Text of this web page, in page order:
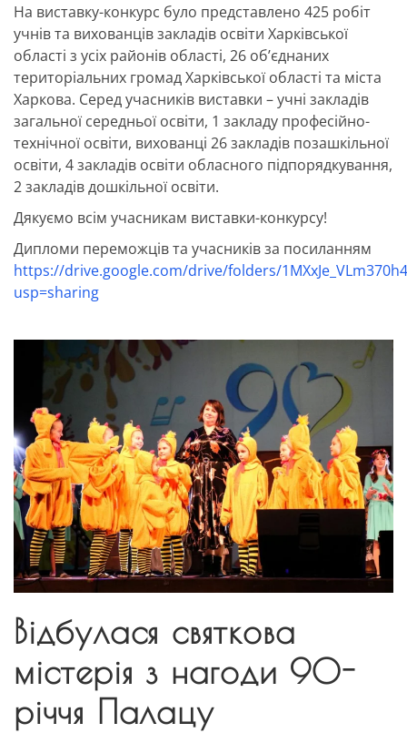
На виставку-конкурс було представлено 425 робіт
учнів та вихованців закладів освіти Харківської
області з усіх районів області, 26 об’єднаних
територіальних громад Харківської області та міста
Харкова. Серед учасників виставки – учні закладів
загальної середньої освіти, 1 закладу професійно-
технічної освіти, вихованці 26 закладів позашкільної
освіти, 4 закладів освіти обласного підпорядкування,
2 закладів дошкільної освіти.
Дякуємо всім учасникам виставки-конкурсу!
Дипломи переможців та учасників за посиланням
https://drive.google.com/drive/folders/
usp=sharing
Відбулася святкова
містерія з нагоди 90-
річчя Палацу